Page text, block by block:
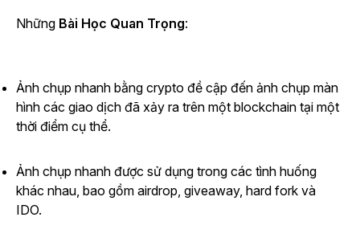
Những Bài Học Quan Trọng:
Ảnh chụp nhanh bằng crypto đề cập đến ảnh chụp màn
hình các giao dịch đã xảy ra trên một blockchain tại một
thời điểm cụ thể.
Ảnh chụp nhanh được sử dụng trong các tình huống
khác nhau, bao gồm airdrop, giveaway, hard fork và
IDO.